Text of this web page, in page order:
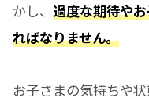
かし、過度な期待や
ればなりません。
お子さまの気持ちや